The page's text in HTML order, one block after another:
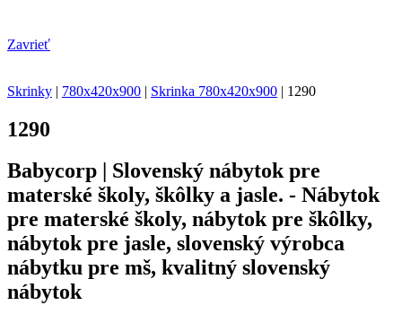
Zavrieť
Skrinky | 780x420x900 | Skrinka 780x420x900 | 1290
1290
Babycorp | Slovenský nábytok pre
materské školy, škôlky a jasle. - Nábytok
pre materské školy, nábytok pre škôlky,
nábytok pre jasle, slovenský výrobca
nábytku pre mš, kvalitný slovenský
nábytok